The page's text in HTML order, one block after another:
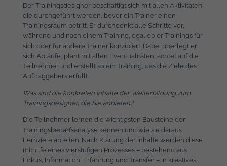
Der Trainingsdesigner beschäftigt sich mit allen Aktivitäten,
die durchgeführt werden, bevor ein Trainer einen
Trainingsraum betritt. Er durchdenkt alle Schritte vor,
während und nach einem Training, egal ob er Trainings für
sich oder für andere Trainer konzipiert. Dabei überlegt er
sich Abläufe, plant mit allen Eventualitäten, achtet auf die
Teilnehmer und erstellt so ein Training, das die Ziele des
Auftraggebers erfüllt.
Was sind die konkreten Inhalte der Weiterbildung zum
Trainingsdesigner, die Sie anbieten?
Die Teilnehmer lernen die wichtigsten Bausteine der
Trainingsbedarfsanalyse kennen und wie sie daraus
Lernziele ableiten. Nach Klärung der Inhalte werden diese
mithilfe eines vierstufigen Prozesses – bestehend aus
Fokus, Information, Erfahrung und Transfer – in kreatives,